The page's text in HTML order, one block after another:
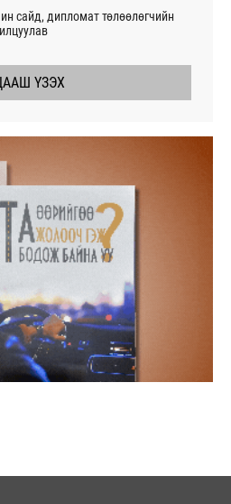
сайд, дипломат төлөөлөгчийн
ҮЗЭХ